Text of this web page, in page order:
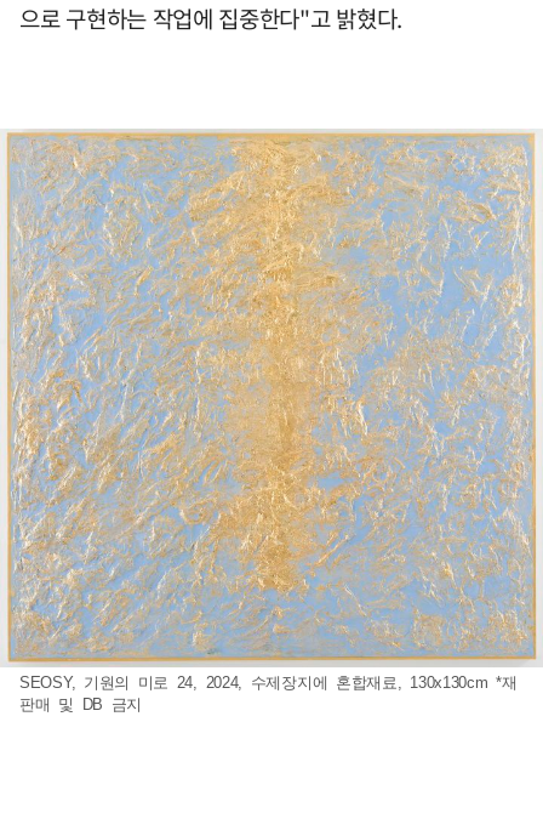
으로 구현하는 작업에 집중한다"고 밝혔다.
SEOSY, 기원의 미로 24, 2024, 수제장지에 혼합재료, 130x130cm *재
판매 및 DB 금지